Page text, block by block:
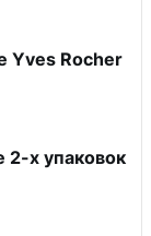
Yves Rocher
2-х упаковок